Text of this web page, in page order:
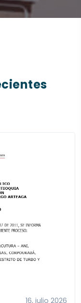
16, julio 2026